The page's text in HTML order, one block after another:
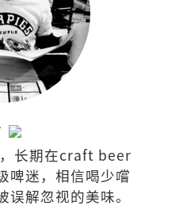
长期在craft beer
啤迷，相信喝少嚐
解忽视的美味。